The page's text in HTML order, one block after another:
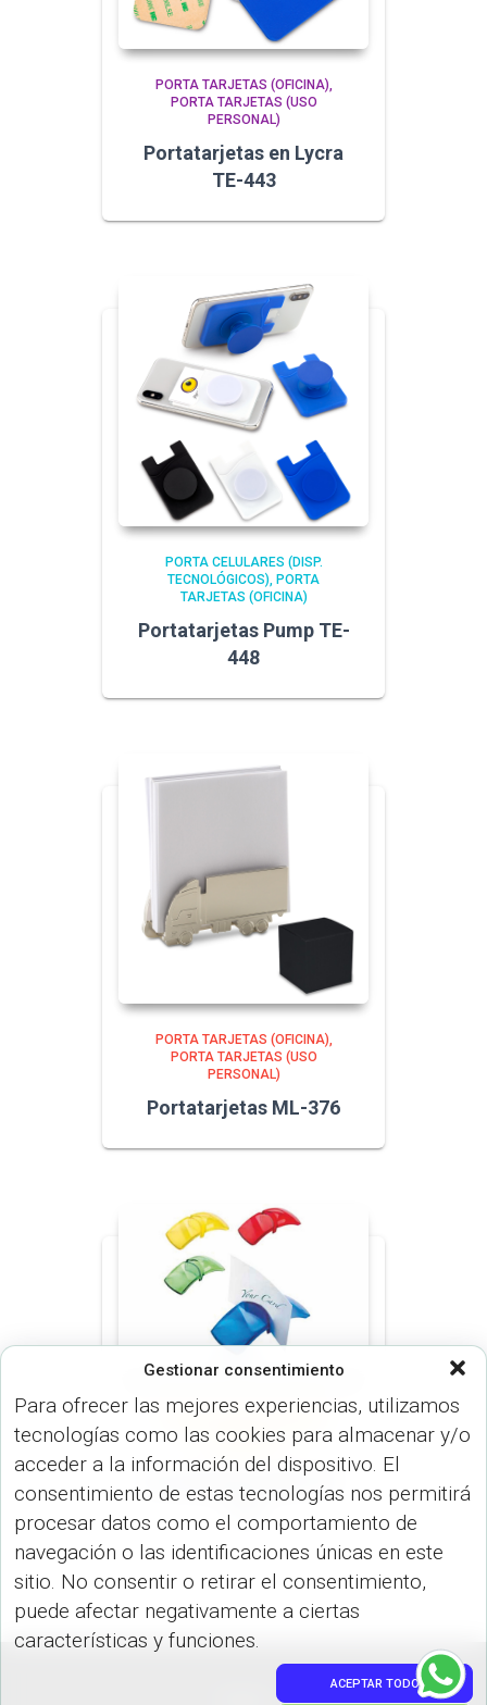
Gestionar consentimiento
Para ofrecer las mejores experiencias, utilizamos
tecnologías como las cookies para almacenar y/o
acceder a la información del dispositivo. El
consentimiento de estas tecnologías nos permitirá
procesar datos como el comportamiento de
navegación o las identificaciones únicas en este
sitio. No consentir o retirar el consentimiento,
puede afectar negativamente a ciertas
características y funciones.
ACEPTAR TODO
PORTA TARJETAS (OFICINA)
PORTA TARJETAS (USO
PERSONAL)
Portatarjetas en Lycra
TE-443
PORTA CELULARES (DISP.
TECNOLÓGICOS) PORTA
TARJETAS (OFICINA)
Portatarjetas Pump TE-
448
PORTA TARJETAS (OFICINA)
PORTA TARJETAS (USO
PERSONAL)
Portatarjetas ML-376
PORTA TARJETAS (OFICINA)
PORTA TARJETAS (USO
Portatarjetas ARC OF-
122